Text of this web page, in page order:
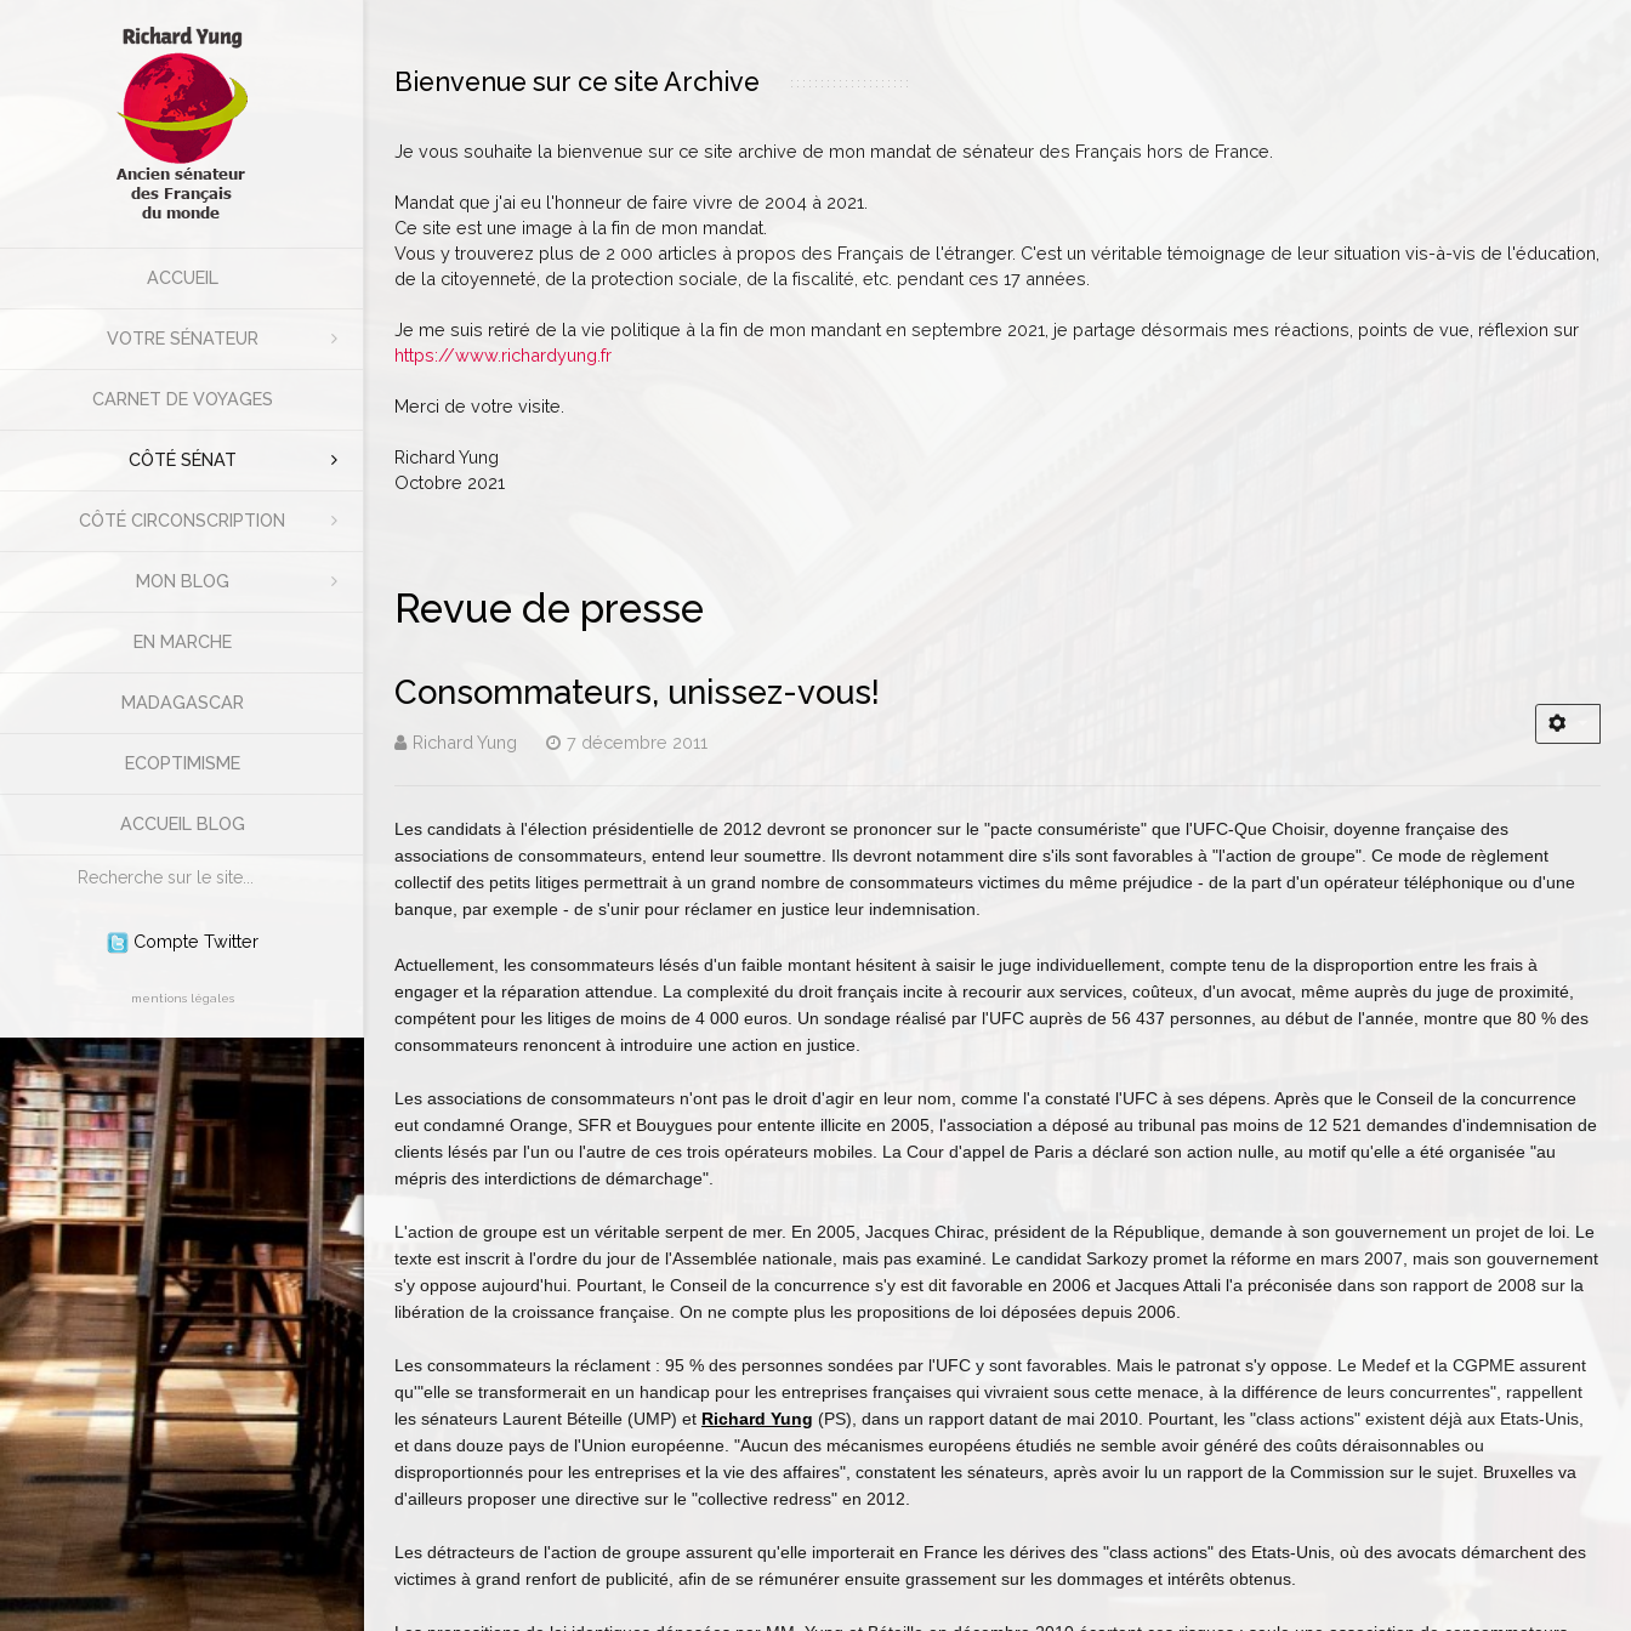
ACCUEIL
VOTRE SÉNATEUR
CARNET DE VOYAGES
CÔTÉ SÉNAT
CÔTÉ CIRCONSCRIPTION
MON BLOG
EN MARCHE
MADAGASCAR
ECOPTIMISME
ACCUEIL BLOG
Rechercher
Compte Twitter
mentions légales
Bienvenue sur ce site Archive
Je vous souhaite la bienvenue sur ce site archive de mon mandat de sénateur des Français hors de France.
Mandat que j'ai eu l'honneur de faire vivre de 2004 à 2021.
Ce site est une image à la fin de mon mandat.
Vous y trouverez plus de 2 000 articles à propos des Français de l'étranger. C'est un véritable témoignage de leur situation vis-à-vis de l'éducation,
de la citoyenneté, de la protection sociale, de la fiscalité, etc. pendant ces 17 années.
Je me suis retiré de la vie politique à la fin de mon mandant en septembre 2021, je partage désormais mes réactions, points de vue, réflexion sur
https://www.richardyung.fr
Merci de votre visite.
Richard Yung
Octobre 2021
Revue de presse
Consommateurs, unissez-vous!
Richard Yung 7 décembre 2011
Les candidats à l'élection présidentielle de 2012 devront se prononcer sur le "pacte consumériste" que l'UFC-Que Choisir, doyenne française des
associations de consommateurs, entend leur soumettre. Ils devront notamment dire s'ils sont favorables à "l'action de groupe". Ce mode de règlement
collectif des petits litiges permettrait à un grand nombre de consommateurs victimes du même préjudice - de la part d'un opérateur téléphonique ou d'une
banque, par exemple - de s'unir pour réclamer en justice leur indemnisation.
Actuellement, les consommateurs lésés d'un faible montant hésitent à saisir le juge individuellement, compte tenu de la disproportion entre les frais à
engager et la réparation attendue. La complexité du droit français incite à recourir aux services, coûteux, d'un avocat, même auprès du juge de proximité,
compétent pour les litiges de moins de 4 000 euros. Un sondage réalisé par l'UFC auprès de 56 437 personnes, au début de l'année, montre que 80 % des
consommateurs renoncent à introduire une action en justice.
Les associations de consommateurs n'ont pas le droit d'agir en leur nom, comme l'a constaté l'UFC à ses dépens. Après que le Conseil de la concurrence
eut condamné Orange, SFR et Bouygues pour entente illicite en 2005, l'association a déposé au tribunal pas moins de 12 521 demandes d'indemnisation de
clients lésés par l'un ou l'autre de ces trois opérateurs mobiles. La Cour d'appel de Paris a déclaré son action nulle, au motif qu'elle a été organisée "au
mépris des interdictions de démarchage".
L'action de groupe est un véritable serpent de mer. En 2005, Jacques Chirac, président de la République, demande à son gouvernement un projet de loi. Le
texte est inscrit à l'ordre du jour de l'Assemblée nationale, mais pas examiné. Le candidat Sarkozy promet la réforme en mars 2007, mais son gouvernement
s'y oppose aujourd'hui. Pourtant, le Conseil de la concurrence s'y est dit favorable en 2006 et Jacques Attali l'a préconisée dans son rapport de 2008 sur la
libération de la croissance française. On ne compte plus les propositions de loi déposées depuis 2006.
Les consommateurs la réclament : 95 % des personnes sondées par l'UFC y sont favorables. Mais le patronat s'y oppose. Le Medef et la CGPME assurent
qu'"elle se transformerait en un handicap pour les entreprises françaises qui vivraient sous cette menace, à la différence de leurs concurrentes", rappellent
les sénateurs Laurent Béteille (UMP) et Richard Yung (PS), dans un rapport datant de mai 2010. Pourtant, les "class actions" existent déjà aux Etats-Unis,
et dans douze pays de l'Union européenne. "Aucun des mécanismes européens étudiés ne semble avoir généré des coûts déraisonnables ou
disproportionnés pour les entreprises et la vie des affaires", constatent les sénateurs, après avoir lu un rapport de la Commission sur le sujet. Bruxelles va
d'ailleurs proposer une directive sur le "collective redress" en 2012.
Les détracteurs de l'action de groupe assurent qu'elle importerait en France les dérives des "class actions" des Etats-Unis, où des avocats démarchent des
victimes à grand renfort de publicité, afin de se rémunérer ensuite grassement sur les dommages et intérêts obtenus.